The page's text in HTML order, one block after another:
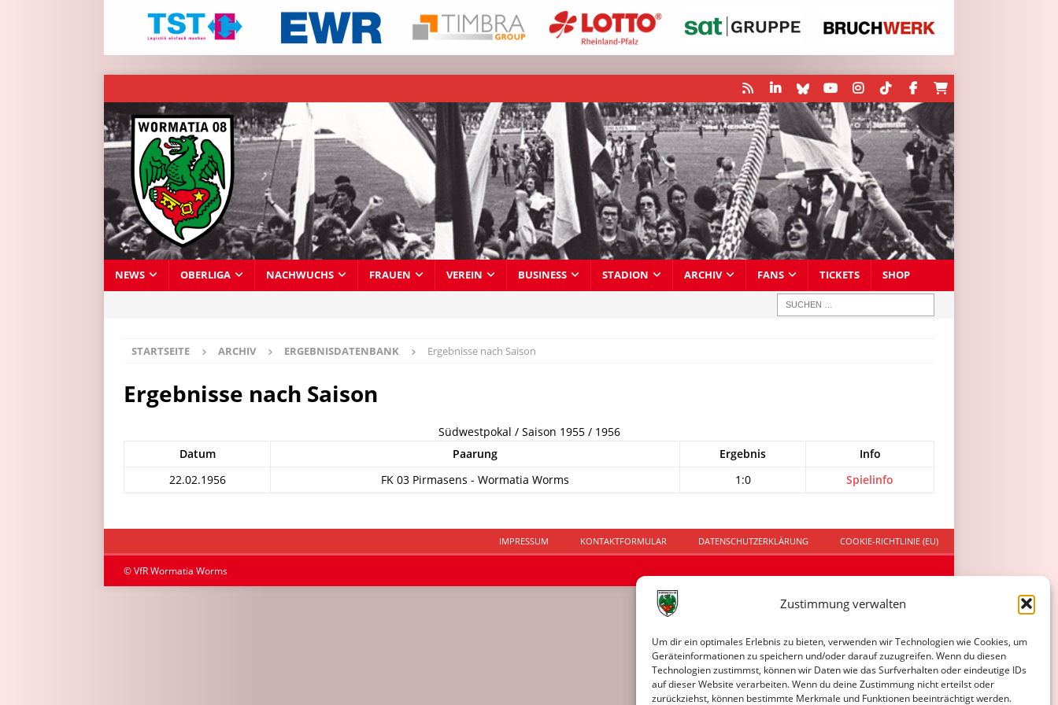
Zustimmung verwalten
Um dir ein optimales Erlebnis zu bieten, verwenden wir Technologien wie Cookies, um
Geräteinformationen zu speichern und/oder darauf zuzugreifen. Wenn du diesen
Technologien zustimmst, können wir Daten wie das Surfverhalten oder eindeutige IDs
auf dieser Website verarbeiten. Wenn du deine Zustimmung nicht erteilst oder
zurückziehst, können bestimmte Merkmale und Funktionen beeinträchtigt werden.
NEWS OBERLIGA NACHWUCHS FRAUEN VEREIN BUSINESS STADION ARCHIV FANS TICKETS SHOP
STARTSEITE ARCHIV ERGEBNISDATENBANK Ergebnisse nach Saison
Ergebnisse nach Saison
Südwestpokal / Saison 1955 / 1956
Datum
Paarung Ergebnis
Info
22.02.1956
FK 03 Pirmasens - Wormatia Worms 1:0 Spielinfo
IMPRESSUM KONTAKTFORMULAR DATENSCHUTZERKLÄRUNG COOKIE-RICHTLINIE (EU)
© VfR Wormatia Worms